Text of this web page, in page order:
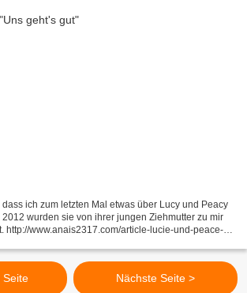
dass ich zum letzten Mal etwas über Lucy und Peacy
wurden sie von ihrer jungen Ziehmutter zu mir
http://www.anais2317.com/article-lucie-und-peace-
Seite Nächste Seite >